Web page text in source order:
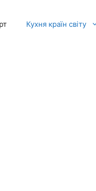
Кухня країн світу